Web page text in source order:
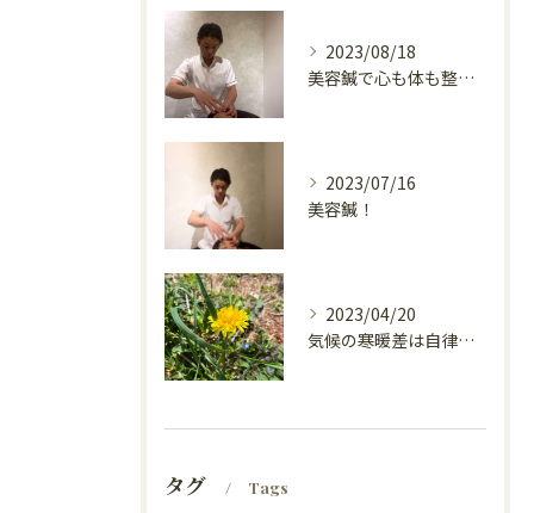
2023/08/18
美容鍼で心も体も整えて！
2023/07/16
美容鍼！
2023/04/20
気候の寒暖差は自律神経が乱れるの？
タグ Tags